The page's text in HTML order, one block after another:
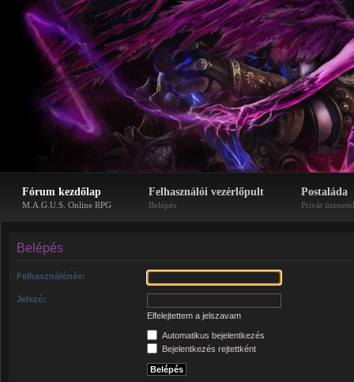
Fórum kezdőlap
M.A.G.U.S. Online RPG
Felhasználói vezérlőpult
Belépés
Postaláda
Privát
Belépés
Felhasználónév:
Jelszó:
Elfelejtettem a jelszavam
Automatikus bejelentkezés
Bejelentkezés rejtettként